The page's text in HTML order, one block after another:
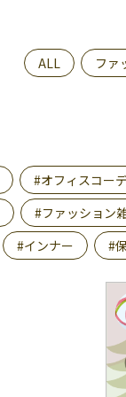
ALL ファ
#オフィスコー
#ファッション
#インナー
#